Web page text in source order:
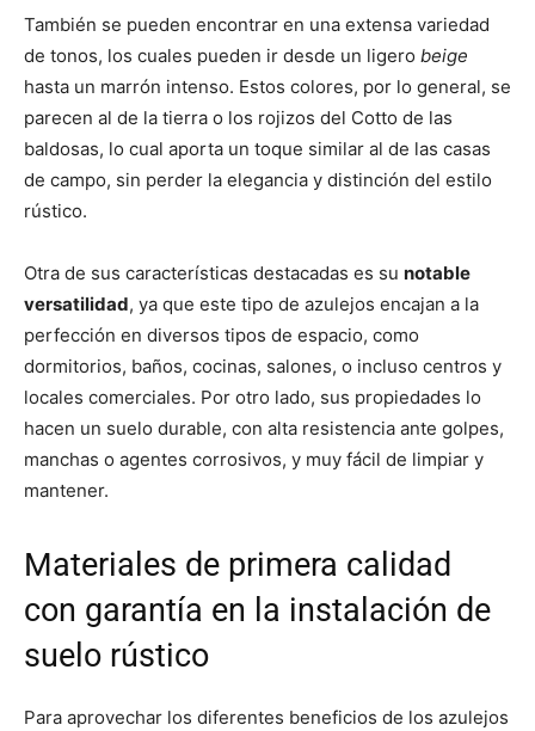
También se pueden encontrar en una extensa variedad
de tonos, los cuales pueden ir desde un ligero beige
hasta un marrón intenso. Estos colores, por lo general, se
parecen al de la tierra o los rojizos del Cotto de las
baldosas, lo cual aporta un toque similar al de las casas
de campo, sin perder la elegancia y distinción del estilo
rústico.
Otra de sus características destacadas es su notable
versatilidad, ya que este tipo de azulejos encajan a la
perfección en diversos tipos de espacio, como
dormitorios, baños, cocinas, salones, o incluso centros y
locales comerciales. Por otro lado, sus propiedades lo
hacen un suelo durable, con alta resistencia ante golpes,
manchas o agentes corrosivos, y muy fácil de limpiar y
mantener.
Materiales de primera calidad
con garantía en la instalación de
suelo rústico
Para aprovechar los diferentes beneficios de los azulejos